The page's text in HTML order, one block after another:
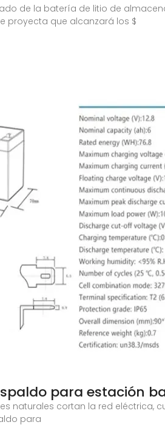
de la batería de litio de
proyecta que alcanzará los $
para estación
naturales cortan la red eléctrica,
para